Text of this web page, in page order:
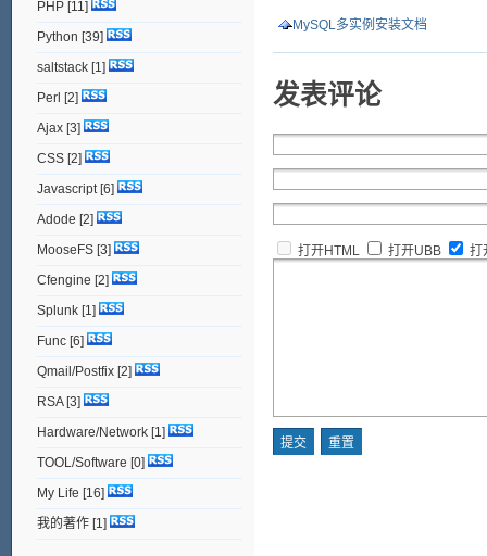
MySQL多实例安装文档
发表评论
打开HTML 打开UBB 打
PHP[11]
Python [39]
saltstack[1]
Perl [2]
Ajax[3]
CSS[2]
Javascript[6]
Adode [2]
MooseFS[3]
Cfengine [2]
Splunk[1]
Func[6]
Qmail/Postfix[2]
RSA[3]
Hardware/Network[1]
TOOL/Software [0]
My Life [16]
我的著作[1]